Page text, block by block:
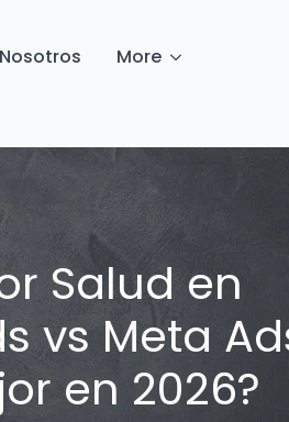
Nosotros More
Salud en
vs Meta
en 2026?